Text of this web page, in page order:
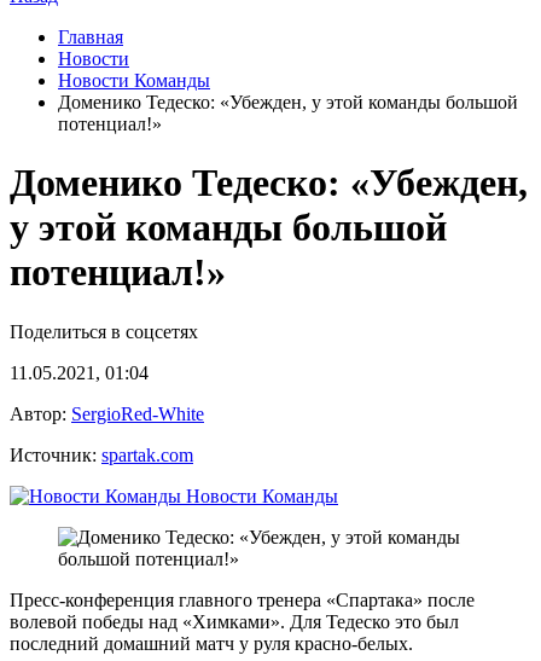
Главная
Новости
Новости Команды
Доменико Тедеско: «Убежден, у этой команды большой
потенциал!»
Доменико Тедеско: «Убежден,
у этой команды большой
потенциал!»
Поделиться в соцсетях
11.05.2021, 01:04
Автор: SergioRed-White
Источник: spartak.com
Новости Команды
Пресс-конференция главного тренера «Спартака» после
волевой победы над «Химками». Для Тедеско это был
последний домашний матч у руля красно-белых.